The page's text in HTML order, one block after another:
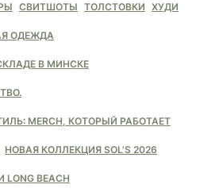
СВИТШОТЫ ТОЛСТОВКИ ХУДИ
ОДЕЖДА
В МИНСКЕ
MERCH, КОТОРЫЙ РАБОТАЕТ
НОВАЯ КОЛЛЕКЦИЯ SOL'S 2026
LONG BEACH